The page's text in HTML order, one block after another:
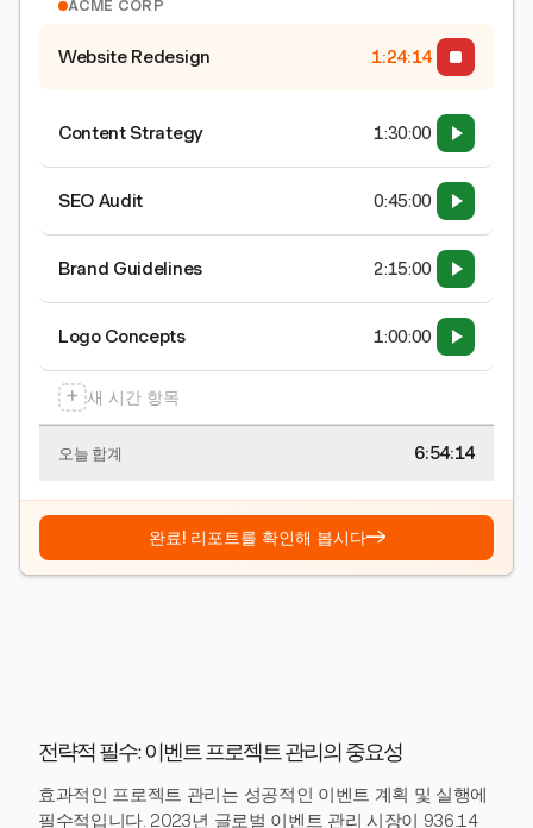
ACME CORP
Website Redesign 1:24:15
Content Strategy 1:30:00
SEO Audit 0:45:00
Brand Guidelines 2:15:00
Logo Concepts 1:00:00
+ 새 시간 항목
오늘 합계 6:54:15
완료! 리포트를 확인해 봅시다→
전략적 필수: 이벤트 프로젝트 관리의 중요성
효과적인 프로젝트 관리는 성공적인 이벤트 계획 및 실행에
필수적입니다. 2023년 글로벌 이벤트 관리 시장이 936.14